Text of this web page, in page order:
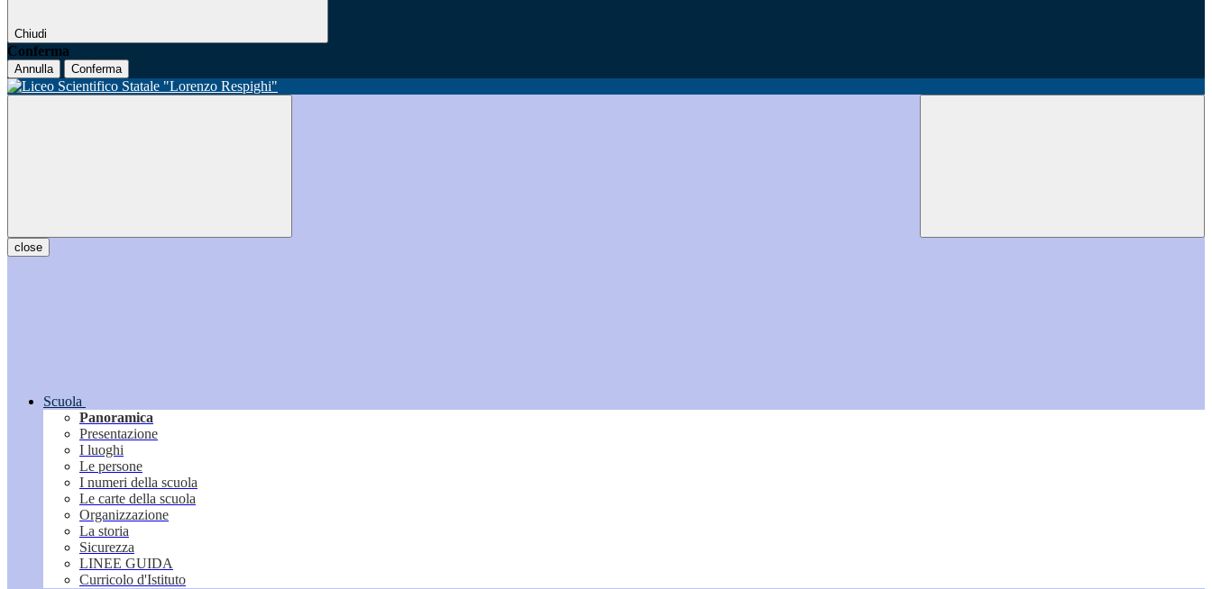
Chiudi
Conferma
Annulla Conferma
close
Scuola
Panoramica
Presentazione
I luoghi
Le persone
I numeri della scuola
Le carte della scuola
Organizzazione
La storia
Sicurezza
LINEE GUIDA
Curricolo d'Istituto